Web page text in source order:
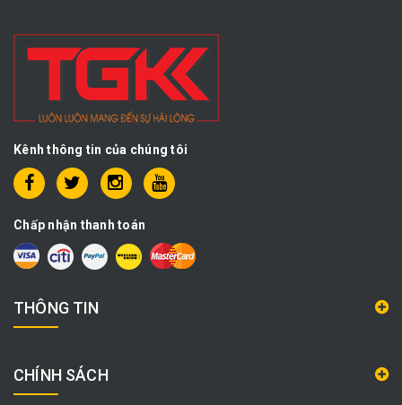
Kênh thông tin của chúng tôi
Chấp nhận thanh toán
THÔNG TIN
CHÍNH SÁCH